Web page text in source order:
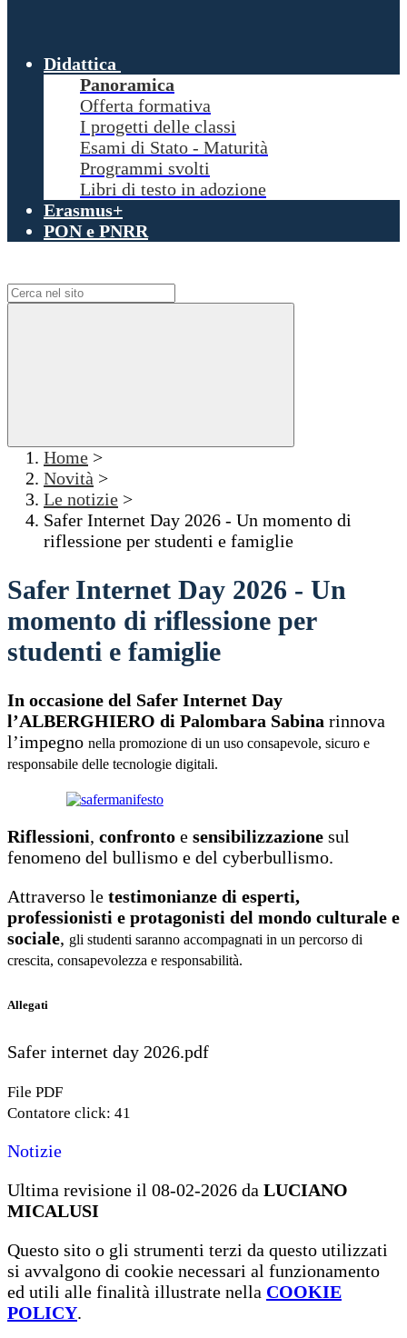
Didattica
Panoramica
Offerta formativa
I progetti delle classi
Esami di Stato - Maturità
Programmi svolti
Libri di testo in adozione
Erasmus+
PON e PNRR
Home >
Novità >
Le notizie >
Safer Internet Day 2026 - Un momento di
riflessione per studenti e famiglie
Safer Internet Day 2026 - Un
momento di riflessione per
studenti e famiglie
In occasione del Safer Internet Day
l’ALBERGHIERO di Palombara Sabina rinnova
l’impegno nella promozione di un uso consapevole, sicuro e
responsabile delle tecnologie digitali.
Riflessioni, confronto e sensibilizzazione sul
fenomeno del bullismo e del cyberbullismo.
Attraverso le testimonianze di esperti,
professionisti e protagonisti del mondo culturale e
sociale, gli studenti saranno accompagnati in un percorso di
crescita, consapevolezza e responsabilità.
Allegati
Safer internet day 2026.pdf
File PDF
Contatore click: 41
Notizie
Ultima revisione il 08-02-2026 da LUCIANO
MICALUSI
Questo sito o gli strumenti terzi da questo utilizzati
si avvalgono di cookie necessari al funzionamento
ed utili alle finalità illustrate nella COOKIE
POLICY.